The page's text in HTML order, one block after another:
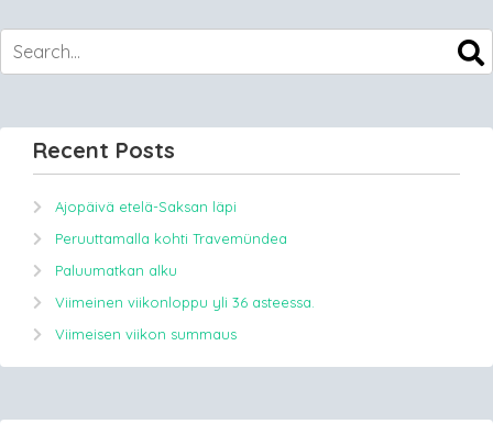
Recent Posts
Ajopäivä etelä-Saksan läpi
Peruuttamalla kohti Travemündea
Paluumatkan alku
Viimeinen viikonloppu yli 36 asteessa.
Viimeisen viikon summaus